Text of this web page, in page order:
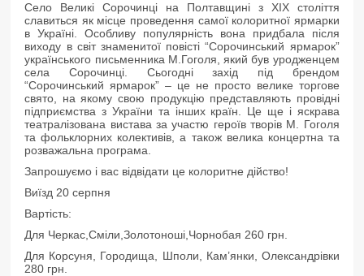
Село Великі Сорочинці на Полтавщині з XIX століття
славиться як місце проведення самої колоритної ярмарки
в Україні. Особливу популярність вона придбала після
виходу в світ знаменитої повісті “Сорочинський ярмарок”
українського письменника М.Гоголя, який був уродженцем
села Сорочинці. Сьогодні захід під брендом
“Сорочинський ярмарок” – це не просто велике торгове
свято, на якому свою продукцію представляють провідні
підприємства з України та інших країн. Це ще і яскрава
театралізована вистава за участю героїв творів М. Гоголя
та фольклорних колективів, а також велика концертна та
розважальна програма.
Запрошуємо і вас відвідати це колоритне дійство!
Виїзд 20 серпня
Вартість:
Для Черкас,Сміли,Золотоноші,Чорнобая 260 грн.
Для Корсуня, Городища, Шполи, Кам’янки, Олександрівки
280 грн.